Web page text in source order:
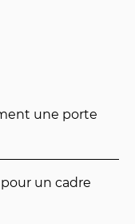
une porte
un cadre